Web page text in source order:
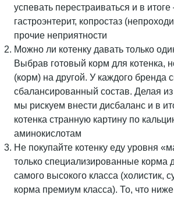
успевать перестраиваться и в
гастроэнтерит, копростаз
прочие неприятности
Можно ли котенку давать только
Выбрав готовый корм для котенка,
(корм) на другой. У каждого бренда
сбалансированный состав. Делая из
мы рискуем внести дисбаланс и в
котенка странную картину по
аминокислотам
Не покупайте котенку еду уровня
только специализированные корма
самого высокого класса (холистик,
корма премиум класса). То, что